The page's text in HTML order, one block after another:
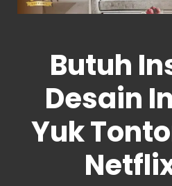
Butuh
Desain
Yuk